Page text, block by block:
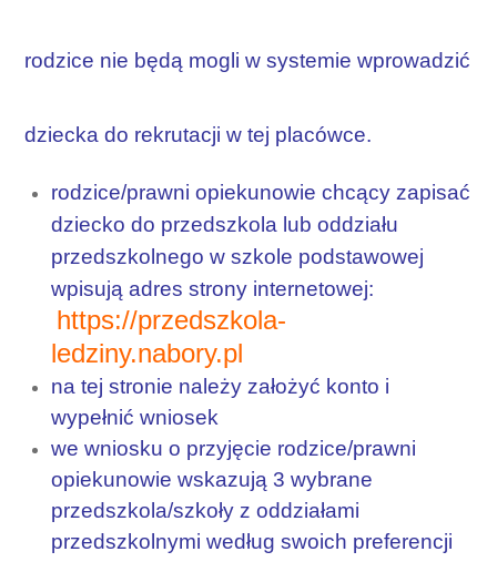
rodzice nie będą mogli w systemie wprowadzić
dziecka do rekrutacji w tej placówce.
rodzice/prawni opiekunowie chcący zapisać
dziecko do przedszkola lub oddziału
przedszkolnego w szkole podstawowej
wpisują adres strony internetowej:
https://przedszkola-
ledziny.nabory.pl
na tej stronie należy założyć konto i
wypełnić wniosek
we wniosku o przyjęcie rodzice/prawni
opiekunowie wskazują 3 wybrane
przedszkola/szkoły z oddziałami
przedszkolnymi według swoich preferencji